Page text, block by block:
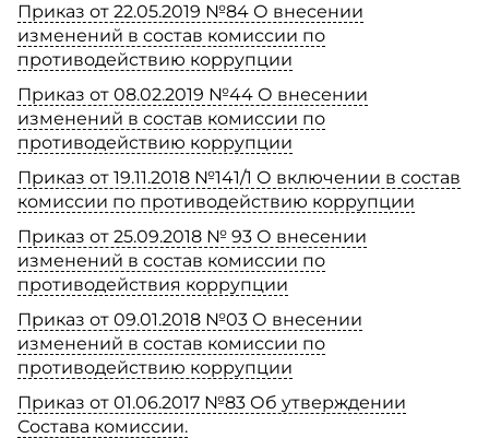
Приказ от 22.05.2019 №84 О внесении
изменений в состав комиссии по
противодействию коррупции
Приказ от 08.02.2019 №44 О внесении
изменений в состав комиссии по
противодействию коррупции
Приказ от 19.11.2018 №141/1 О включении в состав
комиссии по противодействию коррупции
Приказ от 25.09.2018 № 93 О внесении
изменений в состав комиссии по
противодействия коррупции
Приказ от 09.01.2018 №03 О внесении
изменений в состав комиссии по
противодействию коррупции
Приказ от 01.06.2017 №83 Об утверждении
Состава комиссии.